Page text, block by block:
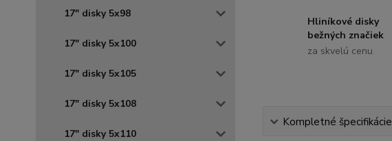
17" disky 5x98
17" disky 5x100
17" disky 5x105
17" disky 5x108
17" disky 5x110
Hliníkové disky
bežných značiek
za skvelú cenu
Kompletné špecifikácie